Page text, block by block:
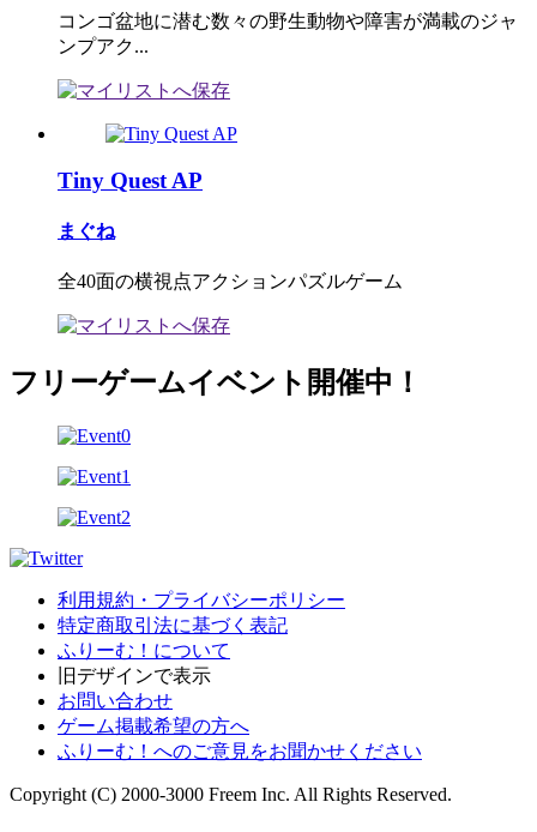
コンゴ盆地に潜む数々の野生動物や障害が満載のジャ
ンプアク...
Tiny Quest AP
まぐね
全40面の横視点アクションパズルゲーム
フリーゲームイベント開催中！
利用規約・プライバシーポリシー
特定商取引法に基づく表記
ふりーむ！について
旧デザインで表示
お問い合わせ
ゲーム掲載希望の方へ
ふりーむ！へのご意見をお聞かせください
Copyright (C) 2000-3000 Freem Inc. All Rights Reserved.